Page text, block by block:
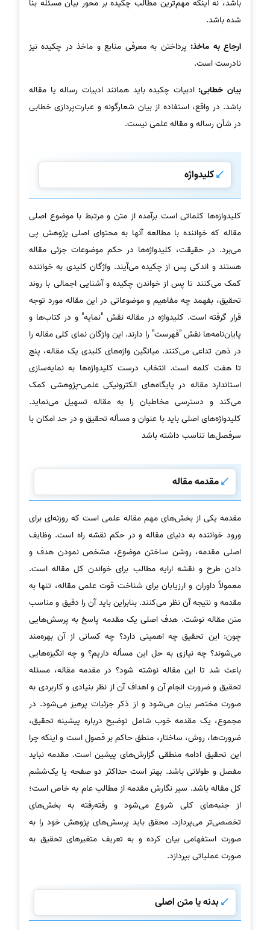
باشد، نه اینکه مهم‌ترین مطالب چکیده بر محور بیان مسئله بنا
شده باشد.
ارجاع به ماخذ: پرداختن به معرفی منابع و ماخذ در چکیده نیز
نادرست است.
بیان خطابی: ادبیات چکیده باید همانند ادبیات رساله یا مقاله
باشد. در واقع، استفاده از بیان شعارگونه و عبارت‌پردازی خطابی
در شأن رساله و مقاله علمی نیست.
کلید‌واژه
کلیدوازه‌ها کلماتی است برآمده از متن و مرتبط با موضوع اصلی
مقاله که خواننده با مطالعه آنها به محتوای اصلی پژوهش پی
می‌برد. در حقیقت، کلیدواژه‌ها در حکم موضوعات جزئی مقاله
هستند و اندکی پس از چکیده می‌آیند. واژگان کلیدی به خواننده
کمک می‌کنند تا پس از خواندن چکیده و آشنایی اجمالی با روند
تحقیق، بفهمد چه مفاهیم و موضوعاتی در این مقاله مورد توجه
قرار گرفته است. کلیدواژه در مقاله نقش "نمایه" و در کتاب‌ها و
پایان‌نامه‌ها نقش "فهرست" را دارند. این واژگان نمای کلی مقاله را
در ذهن تداعی می‌کنند. میانگین واژه‌های کلیدی یک مقاله، پنج
تا هفت کلمه است. انتخاب درست کلیدواژه‌ها به نمایه‌سازی
استاندارد مقاله در پایگاه‌های الکترونیکی علمی-پژوهشی کمک
می‌کند و دسترسی مخاطبان را به مقاله تسهیل می‌نماید.
کلیدواژه‌های اصلی باید با عنوان و مسأله تحقیق و در حد امکان با
سرفصل‌ها تناسب داشته باشد
مقدمه مقاله
مقدمه یکی از بخش‌های مهم مقاله علمی است که روزنه‌ای برای
ورود خواننده به دنیای مقاله و در حکم نقشه راه است. وظایف
اصلی مقدمه، روشن ساختن موضوع، مشخص نمودن هدف و
دادن طرح و نقشه ارایه مطالب برای خواندن کل مقاله است.
معمولاً داوران و ارزیابان برای شناخت قوت علمی مقاله، تنها به
مقدمه و نتیجه آن نظر می‌کنند. بنابراین باید آن را دقیق و مناسب
متن مقاله نوشت. هدف اصلی یک مقدمه پاسخ به پرسش‌هایی
چون: این تحقیق چه اهمیتی دارد؟ چه کسانی از آن بهره‌مند
می‌شوند؟ چه نیازی به حل این مسأله داریم؟ و چه انگیزه‌هایی
باعث شد تا این مقاله نوشته شود؟ در مقدمه مقاله، مسئله
تحقیق و ضرورت انجام آن و اهداف آن از نظر بنیادی و کاربردی به
صورت مختصر بیان می‌شود و از ذکر جزئیات پرهیز می‌شود. در
مجموع، یک مقدمه خوب شامل توضیح درباره پیشینه تحقیق،
ضرورت‌ها، روش، ساختار، منطق حاکم بر فصول است و اینکه چرا
این تحقیق ادامه منطقی گزارش‌های پیشین است. مقدمه نباید
مفصل و طولانی باشد. بهتر است حداکثر دو صفحه یا یک‌ششم
کل مقاله باشد. سیر نگارش مقدمه از مطالب عام به خاص است؛
از جنبه‌های کلی شروع می‌شود و رفته‌رفته به بخش‌های
تخصصی‌تر می‌پردازد. محقق باید پرسش‌های پژوهش خود را به
صورت استفهامی بیان کرده و به تعریف متغیرهای تحقیق به
صورت عملیاتی بپردازد.
بدنه یا متن اصلی